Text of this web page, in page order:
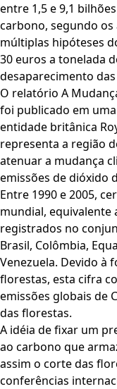
entre 1,5 e 9,1
carbono, segundo
múltiplas hipóteses
30 euros a tonelada
desaparecimento
O relatório A
foi publicado em
entidade britânica
representa a região
atenuar a mudança
emissões de dióxido
Entre 1990 e 2005,
mundial, equivalente
registrados no
Brasil, Colômbia,
Venezuela. Devido à
florestas, esta cifra
emissões globais de
das florestas.
A idéia de fixar um
ao carbono que
assim o corte das
conferências